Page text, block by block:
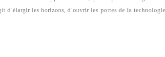
d’élargir les horizons, d’ouvrir les portes de la